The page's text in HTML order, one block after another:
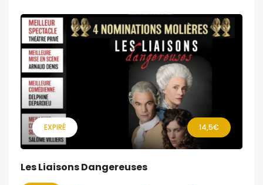
EXPIRÉ 14,5€
Les Liaisons Dangereuses